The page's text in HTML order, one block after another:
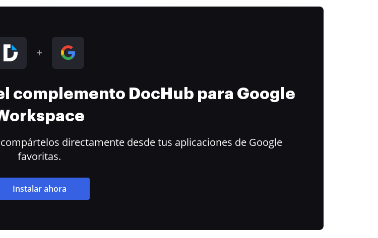
complemento DocHub para Google
directamente desde tus aplicaciones de Google
favoritas.
Instalar ahora